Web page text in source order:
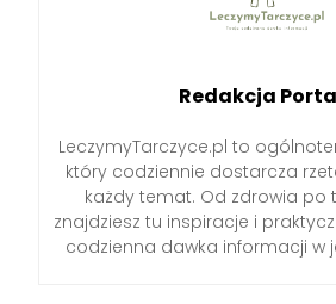
Redakcja
LeczymyTarczyce.pl to
który codziennie dostarcza
każdy temat. Od zdrowia po
znajdziesz tu inspiracje i
codzienna dawka informacji w